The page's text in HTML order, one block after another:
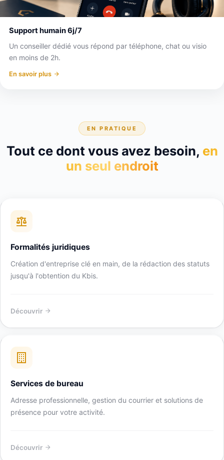
Support humain 6j/7
Un conseiller dédié vous répond par téléphone, chat ou visio
en moins de 2h.
En savoir plus
EN PRATIQUE
Tout ce dont vous avez besoin, en
un seul endroit
Formalités juridiques
Création d'entreprise clé en main, de la rédaction des statuts
jusqu'à l'obtention du Kbis.
Découvrir
Services de bureau
Adresse professionnelle, gestion du courrier et solutions de
présence pour votre activité.
Découvrir